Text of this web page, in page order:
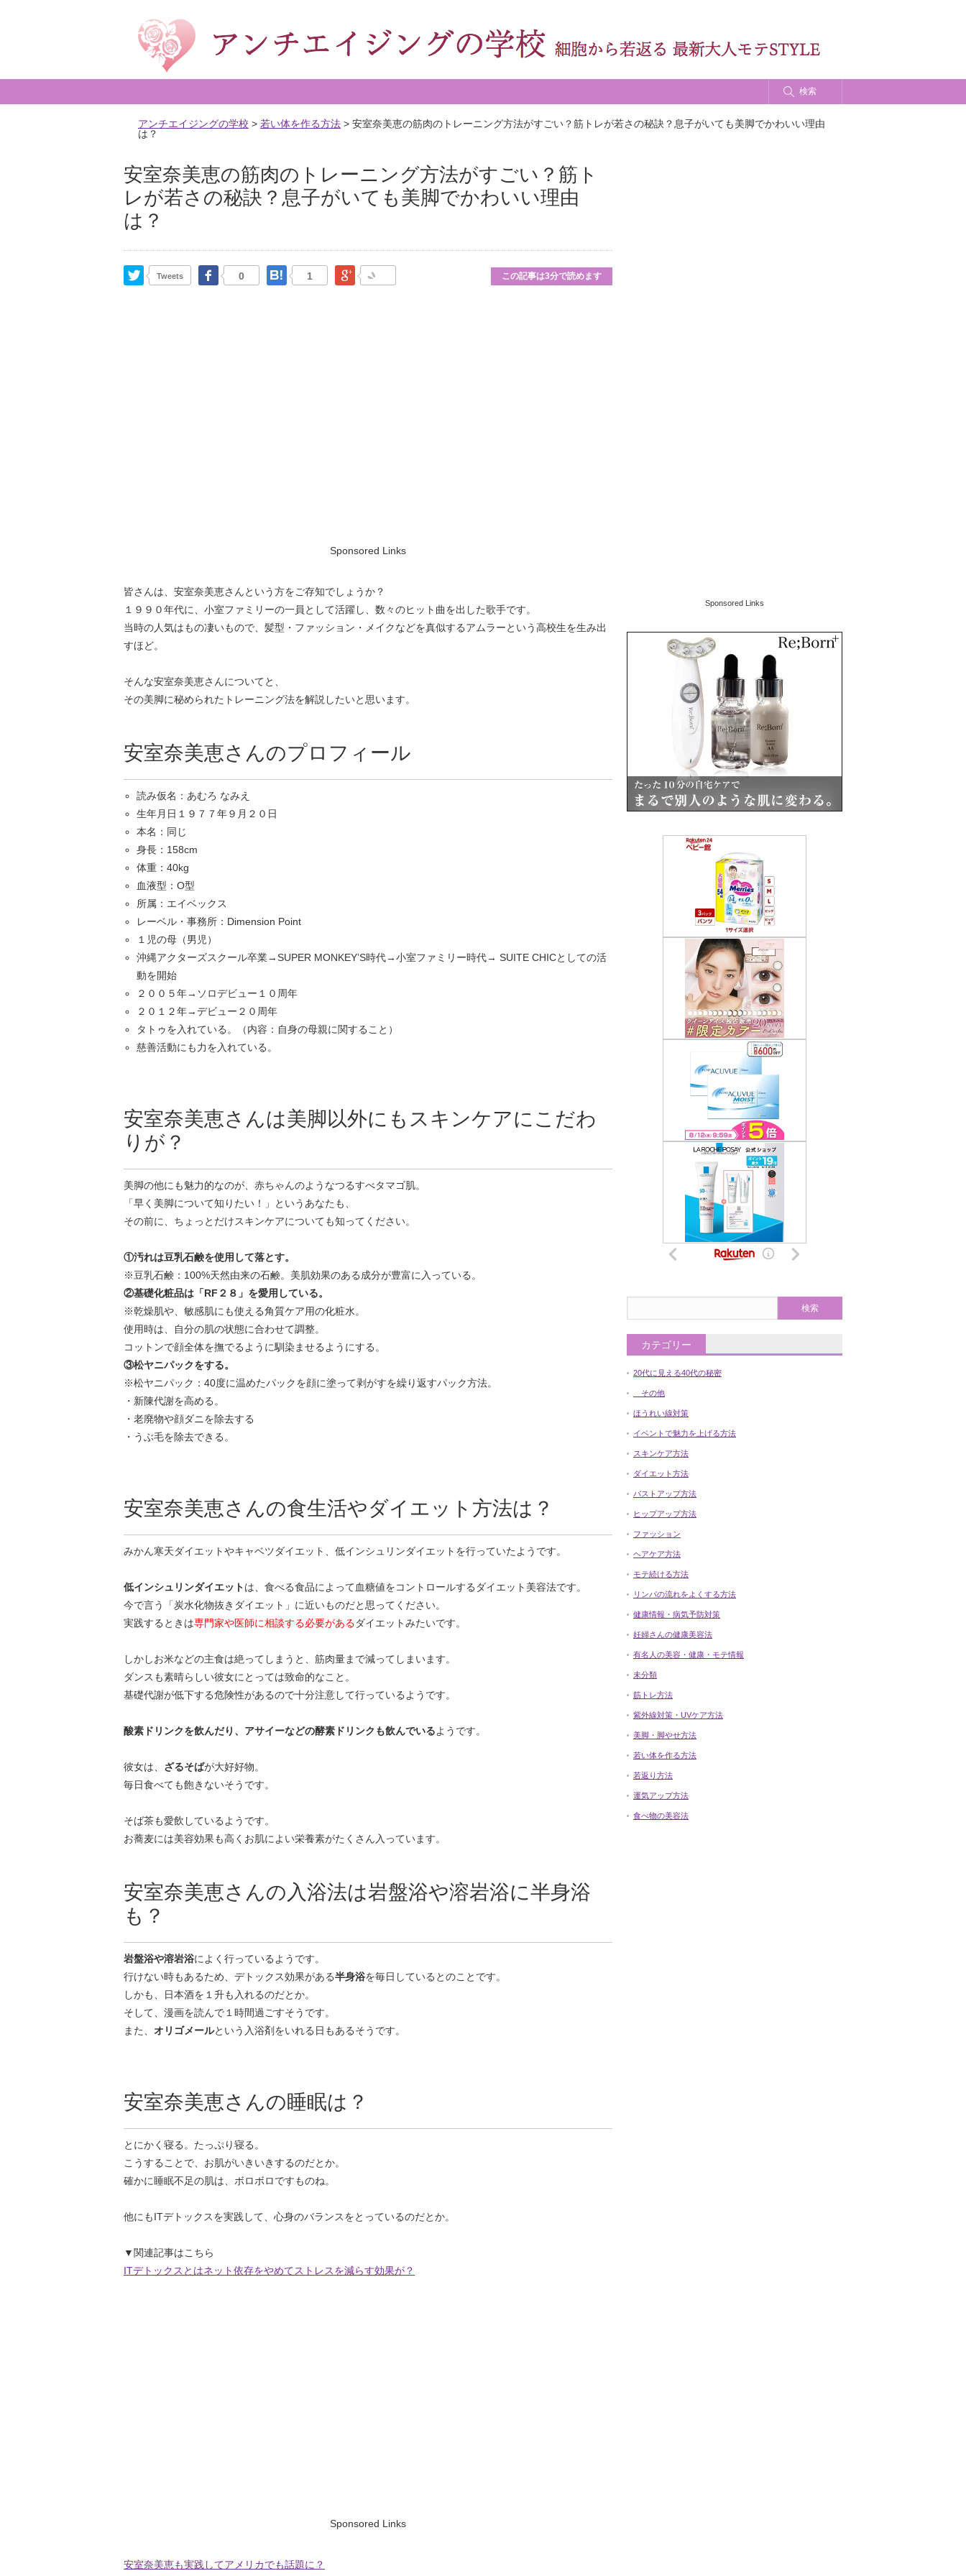
検索
アンチエイジングの学校 > 若い体を作る方法 > 安室奈美恵の筋肉のトレーニング方法がすごい？筋トレが若さの秘訣？息子がいても美脚でかわいい理由
は？
安室奈美恵の筋肉のトレーニング方法がすごい？筋ト
レが若さの秘訣？息子がいても美脚でかわいい理由
は？
Tweets
Twitter 0
Facebook 1
はてなブックマークGoogle Plus この記事は3分で読めます
Sponsored Links
皆さんは、安室奈美恵さんという方をご存知でしょうか？
１９９０年代に、小室ファミリーの一員として活躍し、数々のヒット曲を出した歌手です。
当時の人気はもの凄いもので、髪型・ファッション・メイクなどを真似するアムラーという高校生を生み出
すほど。
そんな安室奈美恵さんについてと、
その美脚に秘められたトレーニング法を解説したいと思います。
安室奈美恵さんのプロフィール
読み仮名：あむろ なみえ
生年月日１９７７年９月２０日
本名：同じ
身長：158cm
体重：40kg
血液型：O型
所属：エイベックス
レーベル・事務所：Dimension Point
１児の母（男児）
沖縄アクターズスクール卒業→SUPER MONKEY’S時代→小室ファミリー時代→ SUITE CHICとしての活
動を開始
２００５年→ソロデビュー１０周年
２０１２年→デビュー２０周年
タトゥを入れている。（内容：自身の母親に関すること）
慈善活動にも力を入れている。
安室奈美恵さんは美脚以外にもスキンケアにこだわ
りが？
美脚の他にも魅力的なのが、赤ちゃんのようなつるすべタマゴ肌。
「早く美脚について知りたい！」というあなたも、
その前に、ちょっとだけスキンケアについても知ってください。
①汚れは豆乳石鹸を使用して落とす。
※豆乳石鹸：100%天然由来の石鹸。美肌効果のある成分が豊富に入っている。
②基礎化粧品は「RF２８」を愛用している。
※乾燥肌や、敏感肌にも使える角質ケア用の化粧水。
使用時は、自分の肌の状態に合わせて調整。
コットンで顔全体を撫でるように馴染ませるようにする。
③松ヤニパックをする。
※松ヤニパック：40度に温めたパックを顔に塗って剥がすを繰り返すパック方法。
・新陳代謝を高める。
・老廃物や顔ダニを除去する
・うぶ毛を除去できる。
安室奈美恵さんの食生活やダイエット方法は？
みかん寒天ダイエットやキャベツダイエット、低インシュリンダイエットを行っていたようです。
低インシュリンダイエットは、食べる食品によって血糖値をコントロールするダイエット美容法です。
今で言う「炭水化物抜きダイエット」に近いものだと思ってください。
実践するときは専門家や医師に相談する必要があるダイエットみたいです。
しかしお米などの主食は絶ってしまうと、筋肉量まで減ってしまいます。
ダンスも素晴らしい彼女にとっては致命的なこと。
基礎代謝が低下する危険性があるので十分注意して行っているようです。
酸素ドリンクを飲んだり、アサイーなどの酵素ドリンクも飲んでいるようです。
彼女は、 ざるそばが大好好物。
毎日食べても飽きないそうです。
そば茶も愛飲しているようです。
お蕎麦には美容効果も高くお肌によい栄養素がたくさん入っています。
安室奈美恵さんの入浴法は岩盤浴や溶岩浴に半身浴
も？
岩盤浴や溶岩浴によく行っているようです。
行けない時もあるため、デトックス効果がある半身浴を毎日しているとのことです。
しかも、日本酒を１升も入れるのだとか。
そして、漫画を読んで１時間過ごすそうです。
また、 オリゴメールという入浴剤をいれる日もあるそうです。
安室奈美恵さんの睡眠は？
とにかく寝る。たっぷり寝る。
こうすることで、お肌がいきいきするのだとか。
確かに睡眠不足の肌は、ボロボロですものね。
他にもITデトックスを実践して、心身のバランスをとっているのだとか。
▼関連記事はこちら
ITデトックスとはネット依存をやめてストレスを減らす効果が？
Sponsored Links
安室奈美恵も実践してアメリカでも話題に？
Sponsored Links
カテゴリー
20代に見える40代の秘密
その他
ほうれい線対策
イベントで魅力を上げる方法
スキンケア方法
ダイエット方法
バストアップ方法
ヒップアップ方法
ファッション
ヘアケア方法
モテ続ける方法
リンパの流れをよくする方法
健康情報・病気予防対策
妊婦さんの健康美容法
有名人の美容・健康・モテ情報
未分類
筋トレ方法
紫外線対策・UVケア方法
美脚・脚やせ方法
若い体を作る方法
若返り方法
運気アップ方法
食べ物の美容法